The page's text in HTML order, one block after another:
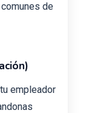
de
empleador